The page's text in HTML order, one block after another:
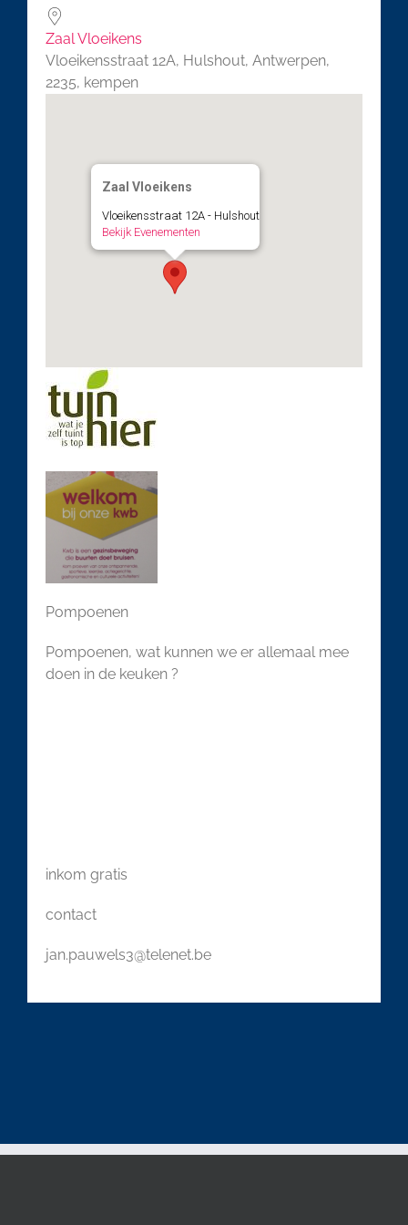
Zaal Vloeikens
Vloeikensstraat 12A, Hulshout, Antwerpen,
2235, kempen
Zaal Vloeikens
Vloeikensstraat 12A - Hulshout
Bekijk Evenementen
Pompoenen
Pompoenen, wat kunnen we er allemaal mee
doen in de keuken ?
inkom gratis
contact
jan.pauwels3@telenet.be